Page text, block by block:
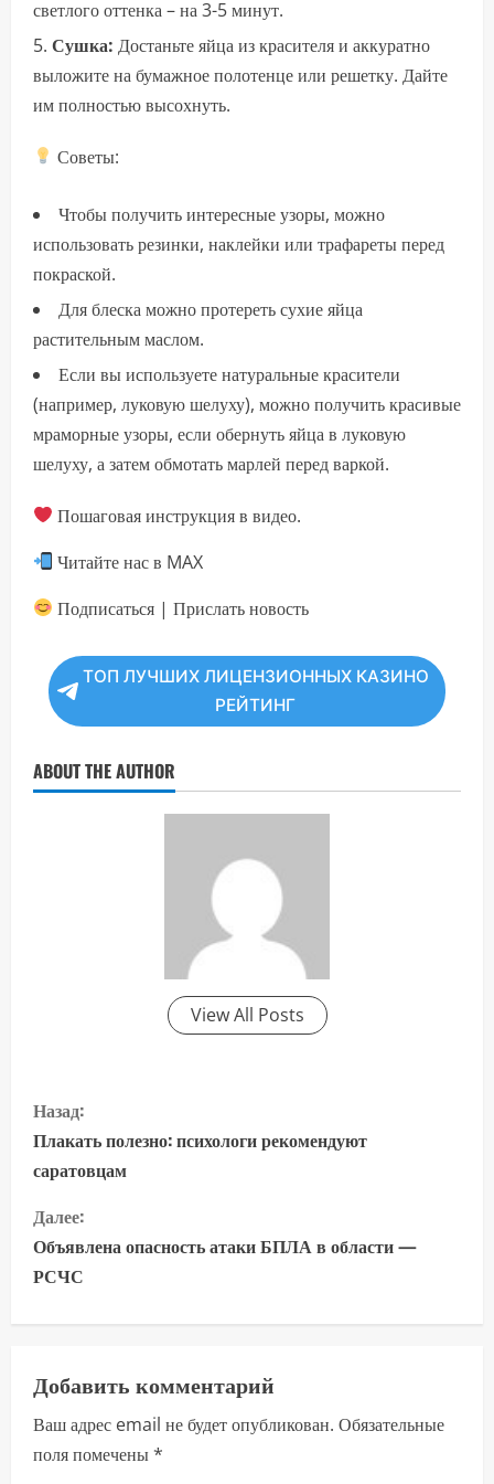
светлого оттенка – на 3-5 минут.
Сушка: Достаньте яйца из красителя и аккуратно
выложите на бумажное полотенце или решетку. Дайте
им полностью высохнуть.
Советы:
Чтобы получить интересные узоры, можно
использовать резинки, наклейки или трафареты перед
покраской.
Для блеска можно протереть сухие яйца
растительным маслом.
Если вы используете натуральные красители
(например, луковую шелуху), можно получить красивые
мраморные узоры, если обернуть яйца в луковую
шелуху, а затем обмотать марлей перед варкой.
Пошаговая инструкция в видео.
Читайте нас в MAX
Подписаться | Прислать новость
ТОП ЛУЧШИХ ЛИЦЕНЗИОННЫХ КАЗИНО
РЕЙТИНГ
ABOUT THE AUTHOR
View All Posts
П
р
о
д
о
л
ж
и
т
Назад:
Плакать полезно: психологи рекомендуют
саратовцам
Далее:
Объявлена опасность атаки БПЛА в области —
РСЧС
Добавить комментарий
Ваш адрес email не будет опубликован. Обязательные
поля помечены*